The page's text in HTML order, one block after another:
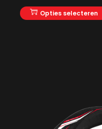
Opties selecteren